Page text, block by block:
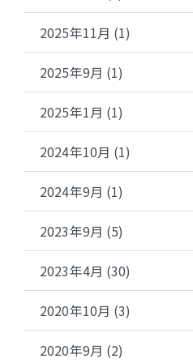
２月―のコ
2025年11月 (1)
2025年9月 (1)
2025年1月 (1)
2024年10月 (1)
2024年9月 (1)
2023年9月 (5)
2023年4月 (30)
2020年10月 (3)
2020年9月 (2)